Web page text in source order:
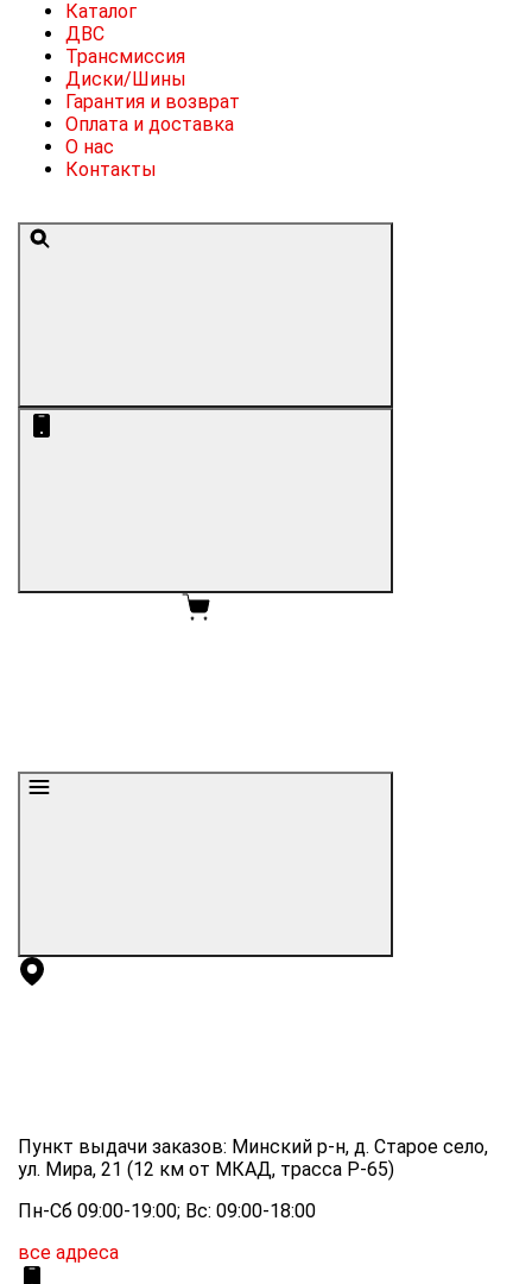
Каталог
ДВС
Трансмиссия
Диски/Шины
Гарантия и возврат
Оплата и доставка
О нас
Контакты
Пункт выдачи заказов: Минский р-н, д. Старое село,
ул. Мира, 21 (12 км от МКАД, трасса P-65)
Пн-Сб 09:00-19:00; Вс: 09:00-18:00
все адреса